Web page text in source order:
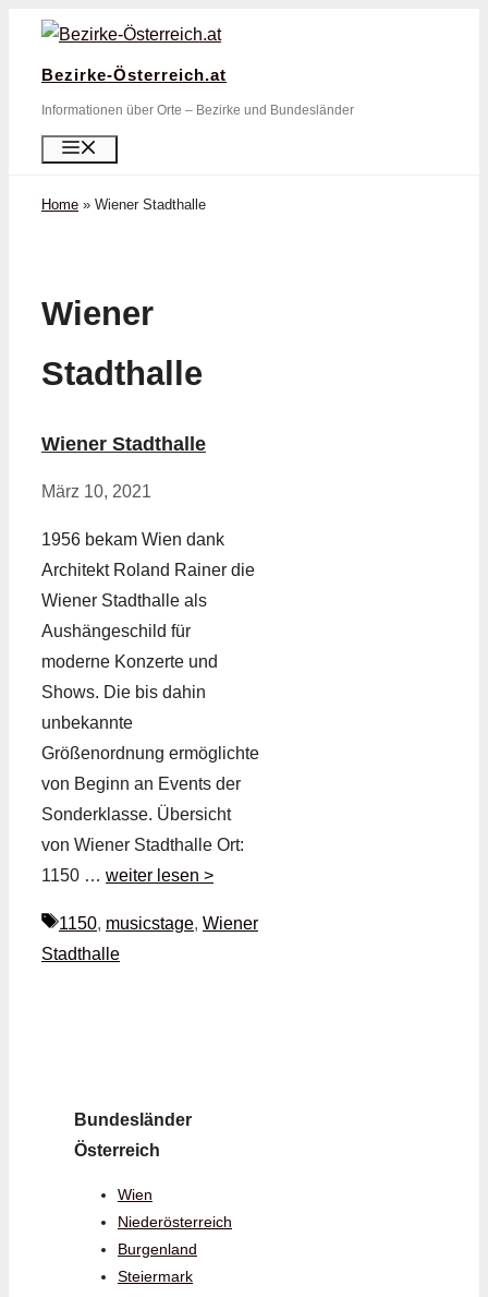
Zum
springen
Bezirke-Österreich.at
Informationen über Orte – Bezirke und Bundesländer
Home » Wiener Stadthalle
Wiener
Stadthalle
Wiener Stadthalle
März 10, 2021
1956 bekam Wien dank
Architekt Roland Rainer die
Wiener Stadthalle als
Aushängeschild für
moderne Konzerte und
Shows. Die bis dahin
unbekannte
Größenordnung ermöglichte
von Beginn an Events der
Sonderklasse. Übersicht
von Wiener Stadthalle Ort:
1150 … weiter lesen >
Schlagwörter
1150, musicstage, Wiener
Stadthalle
Bundesländer
Österreich
Wien
Niederösterreich
Burgenland
Steiermark